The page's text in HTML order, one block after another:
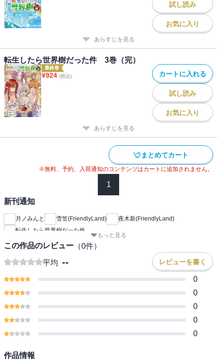
試し読み
お気に入り
あらすじを見る
転生したら世界樹だった件 3巻（完）
最終巻
¥924 (税込) カートに入れる
試し読み
お気に入り
あらすじを見る
まとめてカート
※無料、予約、入荷通知のコンテンツはカートに追加されません。
1
新刊通知
月ノみんと 雪笠(FriendlyLand)
夜木新(FriendlyLand)
転生したら世界樹だった件
もっと見る
この作品のレビュー （0件）
平均 -- レビューを書く
0
0
0
0
0
作品情報